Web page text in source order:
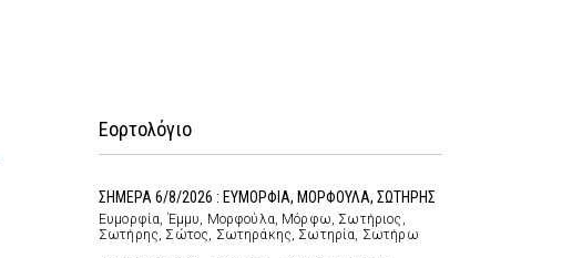
Εορτολόγιο
ΣΗΜΕΡΑ 6/8/2026 : ΕΥΜΟΡΦΙΑ, ΜΟΡΦΟΥΛΑ, ΣΩΤΗΡΗΣ
Ευμορφία, Έμμυ, Μορφούλα, Μόρφω, Σωτήριος,
Σωτήρης, Σώτος, Σωτηράκης, Σωτηρία, Σωτήρω